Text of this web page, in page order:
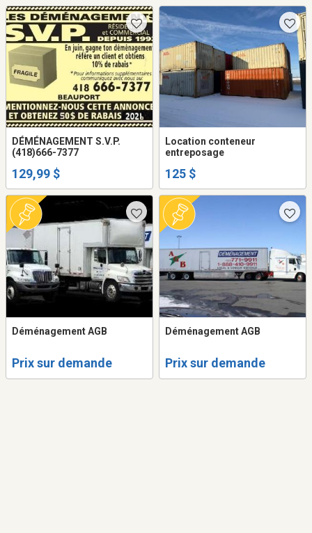
DÉMÉNAGEMENT S.V.P.
(418)666-7377
129,99 $
Location conteneur
entreposage
125 $
Déménagement AGB
Prix sur demande
Déménagement AGB
Prix sur demande